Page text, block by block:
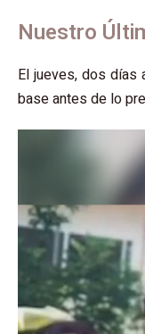
Nuestro
El jueves, dos días
base antes de lo